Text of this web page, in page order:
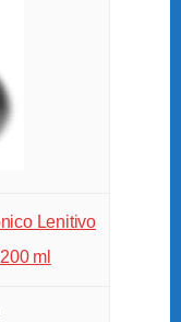
Lenitivo
ml